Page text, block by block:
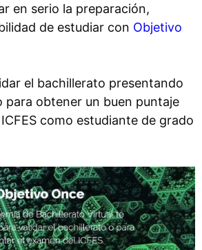
en serio la preparación,
de estudiar con Objetivo
el bachillerato presentando
para obtener un buen puntaje
como estudiante de grado